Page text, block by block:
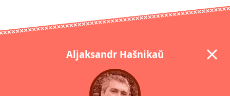
Aljaksandr Hašnikaŭ